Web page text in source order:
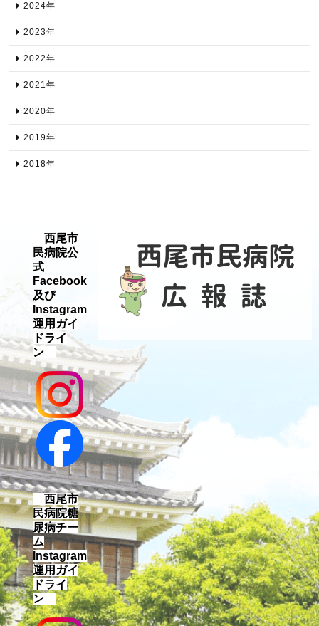
2024年​
2023年​
2022年​
2021年​
2020年​
2019年​
2018年​
西尾市
民病院公
式
Facebook
及び
Instagram
運用ガイ
ドライ
ン
西尾市
民病院糖
尿病チー
ム
Instagram
運用ガイ
ドライ
ン